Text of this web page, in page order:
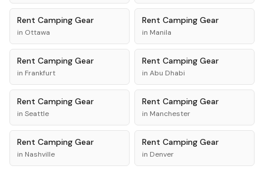
Rent Camping Gear
in Ottawa
Rent Camping Gear
in Manila
Rent Camping Gear
in Frankfurt
Rent Camping Gear
in Abu Dhabi
Rent Camping Gear
in Seattle
Rent Camping Gear
in Manchester
Rent Camping Gear
in Nashville
Rent Camping Gear
in Denver